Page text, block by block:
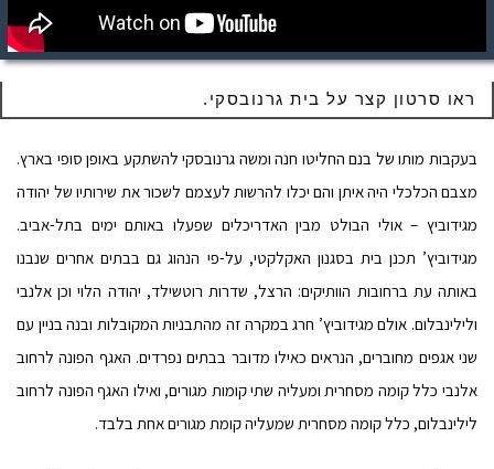
ראו סרטון קצר על בית גרנובסקי.
בעקבות מותו של בנם החליטו חנה ומשה גרנובסקי להשתקע באופן סופי בארץ.
מצבם הכלכלי היה איתן והם יכלו להרשות לעצמם לשכור את שירותיו של יהודה
מגידוביץ – אולי הבולט מבין האדריכלים שפעלו באותם ימים בתל-אביב.
מגידוביץ’ תכנן בית בסגנון האקלקטי, על-פי הנהוג גם בבתים אחרים שנבנו
באותה עת ברחובות הוותיקים: הרצל, שדרות רוטשילד, יהודה הלוי וכן אלנבי
ולילינבלום. אולם מגידוביץ’ חרג במקרה זה מהתבניות המקובלות ובנה בניין עם
שני אגפים מחוברים, הנראים כאילו מדובר בבתים נפרדים. האגף הפונה לרחוב
אלנבי כלל קומה מסחרית ומעליה שתי קומות מגורים, ואילו האגף הפונה לרחוב
לילינבלום, כלל קומה מסחרית שמעליה קומת מגורים אחת בלבד.